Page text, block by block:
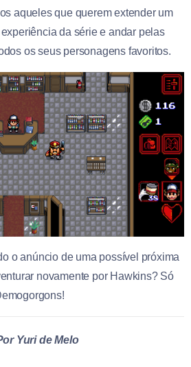
aqueles que querem extender um
da série e andar pelas
os seus personagens favoritos.
o anúncio de uma possível próxima
novamente por Hawkins? Só
Yuri de Melo